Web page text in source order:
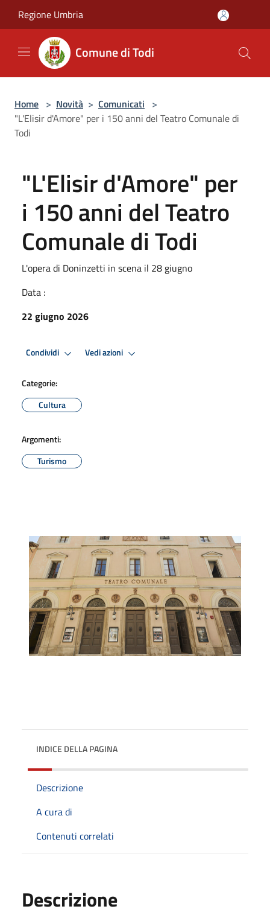
Regione Umbria
Comune di Todi
Home > Novità > Comunicati >
"L'Elisir d'Amore" per i 150 anni del Teatro Comunale di
Todi
"L'Elisir d'Amore" per
i 150 anni del Teatro
Comunale di Todi
L'opera di Doninzetti in scena il 28 giugno
Data :
22 giugno 2026
Condividi Vedi azioni
Categorie:
Cultura
Argomenti:
Turismo
INDICE DELLA PAGINA
Descrizione
A cura di
Contenuti correlati
Descrizione